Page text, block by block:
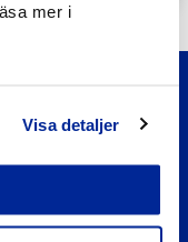
mer i
Visa detaljer